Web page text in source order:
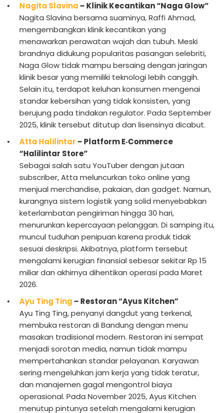
Nagita Slavina – Klinik Kecantikan “Naga Glow”
Nagita Slavina bersama suaminya, Raffi Ahmad,
mengembangkan klinik kecantikan yang
menawarkan perawatan wajah dan tubuh. Meski
brandnya didukung popularitas pasangan selebriti,
Naga Glow tidak mampu bersaing dengan jaringan
klinik besar yang memiliki teknologi lebih canggih.
Selain itu, terdapat keluhan konsumen mengenai
standar kebersihan yang tidak konsisten, yang
berujung pada tindakan regulator. Pada September
2025, klinik tersebut ditutup dan lisensinya dicabut.
Atta Halilintar – Platform E‑Commerce
“Halilintar Store”
Sebagai salah satu YouTuber dengan jutaan
subscriber, Atta meluncurkan toko online yang
menjual merchandise, pakaian, dan gadget. Namun,
kurangnya sistem logistik yang solid menyebabkan
keterlambatan pengiriman hingga 30 hari,
menurunkan kepercayaan pelanggan. Di samping itu,
muncul tuduhan penipuan karena produk tidak
sesuai deskripsi. Akibatnya, platform tersebut
mengalami kerugian finansial sebesar sekitar Rp 15
miliar dan akhirnya dihentikan operasi pada Maret
2026.
Ayu Ting Ting – Restoran “Ayus Kitchen”
Ayu Ting Ting, penyanyi dangdut yang terkenal,
membuka restoran di Bandung dengan menu
masakan tradisional modern. Restoran ini sempat
menjadi sorotan media, namun tidak mampu
mempertahankan standar pelayanan. Karyawan
sering mengeluhkan jam kerja yang tidak teratur,
dan manajemen gagal mengontrol biaya
operasional. Pada November 2025, Ayus Kitchen
menutup pintunya setelah mengalami kerugian